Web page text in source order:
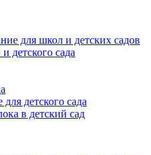
для школ и детских садов
детского сада
детского сада
в детский сад